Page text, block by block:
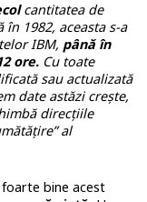
cantitatea de
1982, aceasta s-a
IBM, până în
ore.Cu toate
sau actualizată
date astăzi crește,
direcțiile
al
bine acest